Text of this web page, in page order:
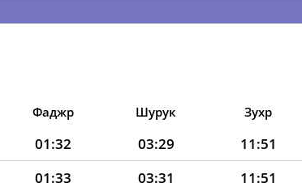
Фаджр Шурук Зухр
01:32 03:29 11:51
01:33 03:31 11:51